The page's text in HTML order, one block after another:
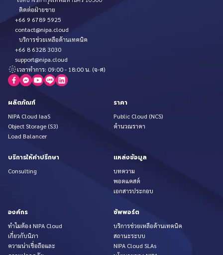
ติดต่อฝ่ายขาย
+66 9 6789 5925
contact@nipa.cloud
บริการช่วยเหลือด้านเทคนิค
+66 8 6328 3030
support@nipa.cloud
เวลาทำการ: 09:00 - 18:00 น. (จ-ศ)
ผลิตภัณฑ์
NIPA Cloud IaaS
Object Storage (S3)
Load Balancer
ราคา
Public Cloud (NCS)
คำนวณราคา
บริการให้คำปรึกษา
Consulting
แหล่งข้อมูล
บทความ
พอดแคสต์
เอกสารประกอบ
องค์กร
ทำไมต้อง NIPA Cloud
เกี่ยวกับนิภา
ความน่าเชื่อถือและ
ซัพพอร์ต
บริการช่วยเหลือด้านเทคนิค
สถานะระบบ
NIPA Cloud SLAs